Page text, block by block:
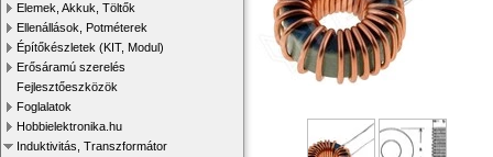
Elemek, Akkuk, Töltők
Ellenállások, Potméterek
Építőkészletek (KIT, Modul)
Erősáramú szerelés
Fejlesztőeszközök
Foglalatok
Hobbielektronika.hu
Induktivitás, Transzformátor